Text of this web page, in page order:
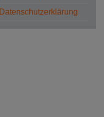
Datenschutzerklärung